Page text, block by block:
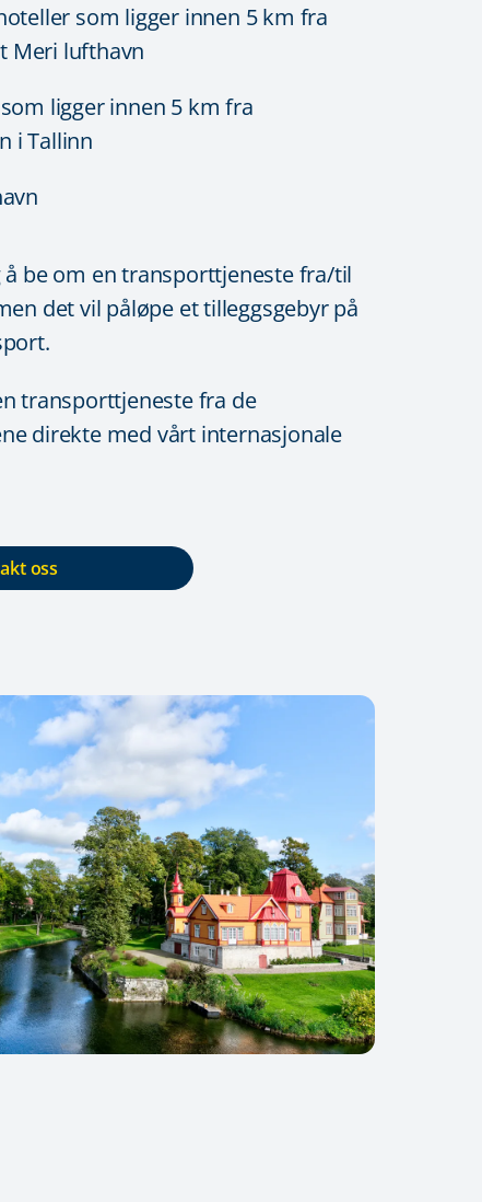
som ligger innen 5 km fra
Meri lufthavn
ligger innen 5 km fra
i Tallinn
å be om en transporttjeneste fra/til
det vil påløpe et tilleggsgebyr på
transporttjeneste fra de
direkte med vårt internasjonale
oss